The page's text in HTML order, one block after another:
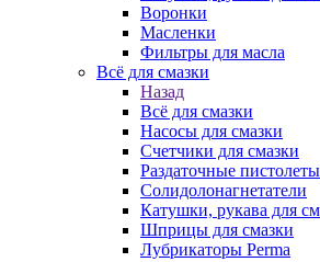
Воронки
Масленки
Фильтры для масла
Всё для смазки
Назад
Всё для смазки
Насосы для смазки
Счетчики для смазки
Раздаточные
Солидолонагнетатели
Катушки, рукава для
Шприцы для смазки
Лубрикаторы Perma